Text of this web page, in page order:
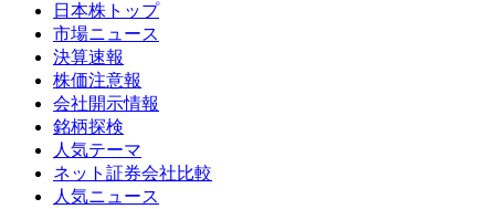
日本株トップ
市場ニュース
決算速報
株価注意報
会社開示情報
銘柄探検
人気テーマ
ネット証券会社比較
人気ニュース